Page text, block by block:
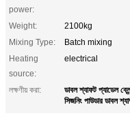
power:
Weight:
2100kg
Mixing Type:
Batch mixing
Heating
source:
electrical
লক্ষণীয় করা: ডাবল শ্যাফট প্যাডেল
সিজনিং পাউডার ডাবল